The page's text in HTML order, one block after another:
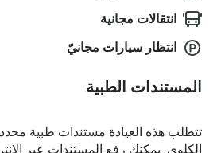
انتقالات مجانية
انتظار سيارات مجانيّ
المستندات الطبية
تتطلب هذه العيادة مستندات طبية